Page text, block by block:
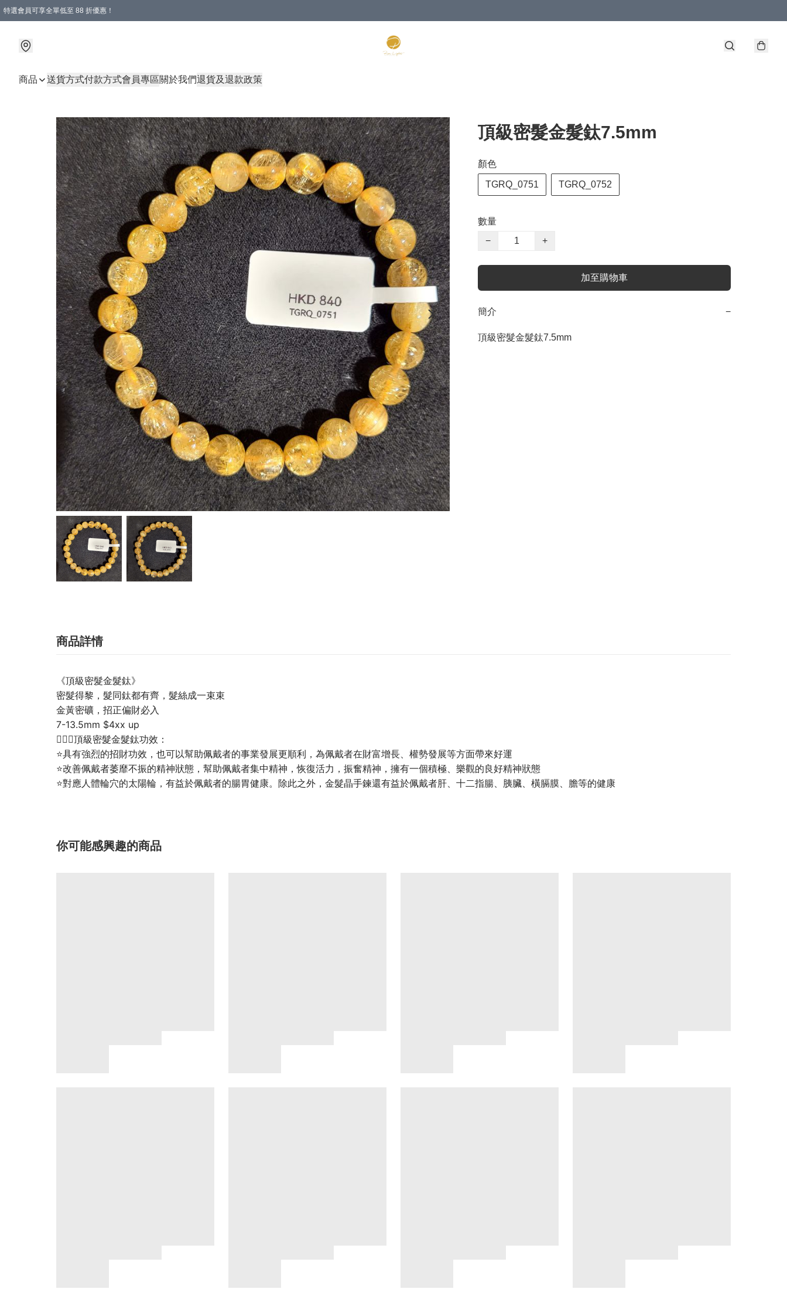
特選會員可享全單低至 88 折優惠！
商品 送貨方式付款方式會員專區關於我們退貨及退款政策
頂級密髮金髮鈦7.5mm
顏色
TGRQ_0751 TGRQ_0752
數量
−
+
加至購物車
簡介 −
頂級密髮金髮鈦7.5mm
商品詳情
《頂級密髮金髮鈦》
密髮得黎，髮同鈦都有齊，髮絲成一束束
金黃密礦，招正偏財必入
7-13.5mm $4xx up
💁🏼‍♀️頂級密髮金髮鈦功效：
⭐具有強烈的招財功效，也可以幫助佩戴者的事業發展更順利，為佩戴者在財富增長、權勢發展等方面帶來好運
⭐改善佩戴者萎靡不振的精神狀態，幫助佩戴者集中精神，恢復活力，振奮精神，擁有一個積極、樂觀的良好精神狀態
⭐對應人體輪穴的太陽輪，有益於佩戴者的腸胃健康。除此之外，金髮晶手鍊還有益於佩戴者肝、十二指腸、胰臟、橫膈膜、膽等的健康
你可能感興趣的商品